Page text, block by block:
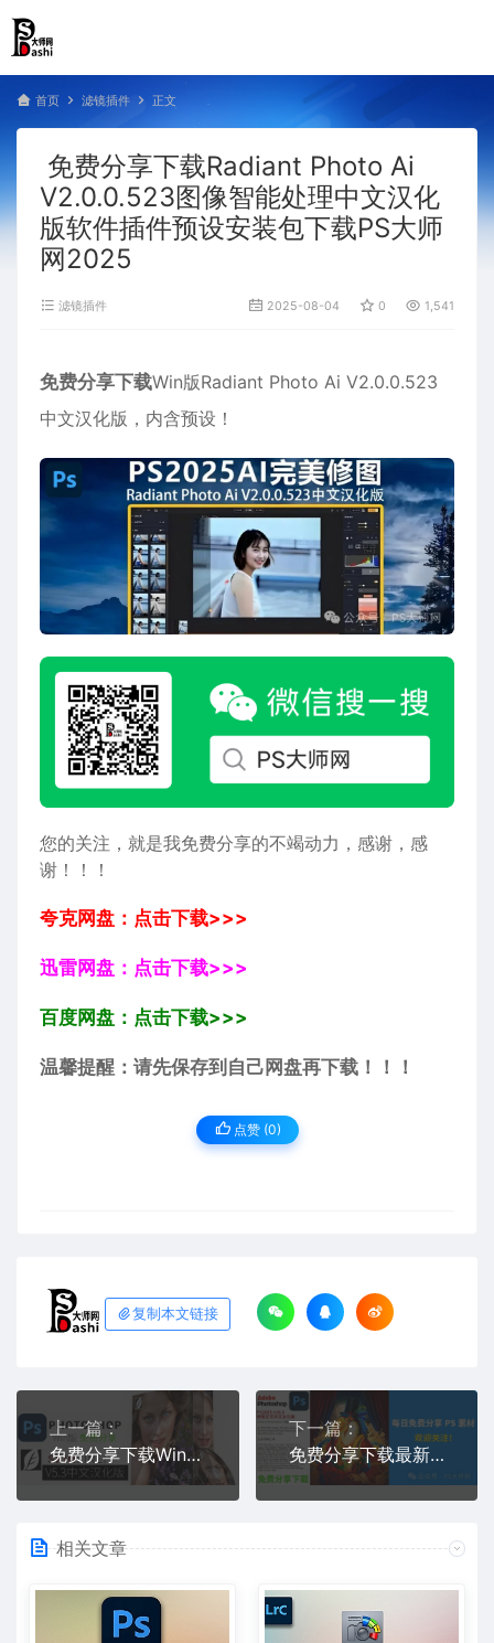
首页 滤镜插件 正文
免费分享下载Radiant Photo Ai
V2.0.0.523图像智能处理中文汉化
版软件插件预设安装包下载PS大师
网2025
滤镜插件 2025-08-04 0 1,541
免费分享下载Win版Radiant Photo Ai V2.0.0.523
中文汉化版，内含预设！
您的关注，就是我免费分享的不竭动力，感谢，感
谢！！！
夸克网盘：点击下载>>>
迅雷网盘：点击下载>>>
百度网盘：点击下载>>>
温馨提醒：请先保存到自己网盘再下载！！！
点赞 (0)
复制本文链接
上一篇：
免费分享下载Win版PS插件全新批量一键人像ai智能磨皮润色摄影后期软件SkinFiner v5.3中文汉化破解版PS大师网设计
下一篇：
免费分享下载最新正式多国语言PS2025中文汉化破解版Adobe Photoshop 2025 v26.0 Multilingual
相关文章